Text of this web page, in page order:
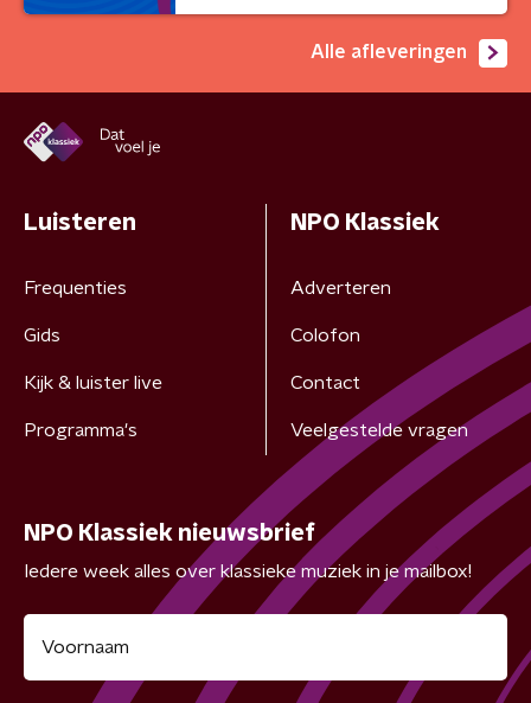
Alle afleveringen
Luisteren
Frequenties
Gids
Kijk & luister live
Programma's
NPO Klassiek
Adverteren
Colofon
Contact
Veelgestelde vragen
NPO Klassiek nieuwsbrief
Iedere week alles over klassieke muziek in je mailbox!